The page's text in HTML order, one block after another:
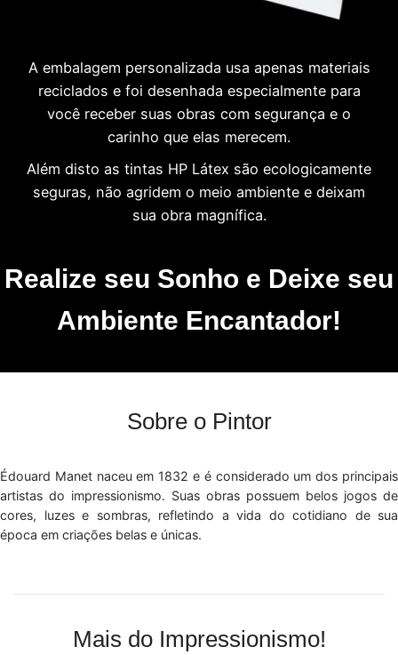
A embalagem personalizada usa apenas materiais
reciclados e foi desenhada especialmente para
você receber suas obras com segurança e o
carinho que elas merecem.
Além disto as tintas HP Látex são ecologicamente
seguras, não agridem o meio ambiente e deixam
sua obra magnífica.
Realize seu Sonho e Deixe seu
Ambiente Encantador!
Sobre o Pintor
Édouard Manet naceu em 1832 e é considerado um dos principais
artistas do impressionismo. Suas obras possuem belos jogos de
cores, luzes e sombras, refletindo a vida do cotidiano de sua
época em criações belas e únicas.
Mais do Impressionismo!